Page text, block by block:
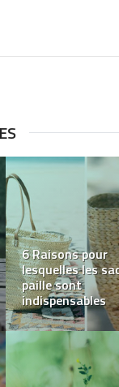
Les bases du
du véhicule et du
remorquage